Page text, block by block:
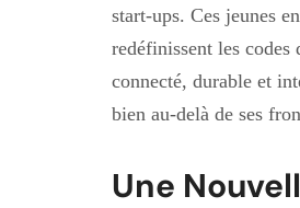
start-ups. Ces jeunes
redéfinissent les codes
connecté, durable et
bien au-delà de ses
Une